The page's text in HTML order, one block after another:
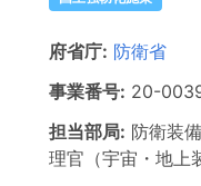
府省庁: 防衛省
事業番号: 20-
担当部局: 防衛装
理官（宇宙・地上